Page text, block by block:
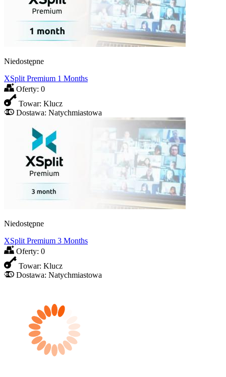
Niedostępne
XSplit Premium 1 Months
Oferty: 0
Towar: Klucz
Dostawa: Natychmiastowa
Niedostępne
XSplit Premium 3 Months
Oferty: 0
Towar: Klucz
Dostawa: Natychmiastowa